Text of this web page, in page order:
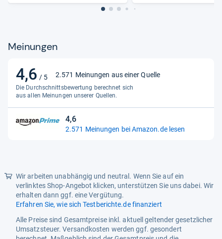
DVD
Produktart
Regionalcode
DVD: 2 (Europa, Japan, Naher
Osten?)
Regisseur James Mangold
Serie Indiana Jones
Sprachausgabe Deutsch, Englisch, Italienisch
Studio LEONINE Distribution GmbH
Untertitel Sprache
Deutsch, Englisch f.H.,
Meinungen
4,6 / 5
4,6
von
5
Sternen
2.571 Meinungen aus einer Quelle
Die Durchschnittsbewertung berechnet sich
aus allen Meinungen unserer Quellen.
4,6
4,6
von
2.571 Meinungen bei Amazon.de lesen
Wir arbeiten unabhängig und neutral. Wenn Sie auf ein
verlinktes Shop-Angebot klicken, unterstützen Sie uns dabei. Wir
erhalten dann ggf. eine Vergütung.
Erfahren Sie, wie sich Testberichte.de finanziert
Alle Preise sind Gesamtpreise inkl. aktuell geltender gesetzlicher
Umsatzsteuer. Versandkosten werden ggf. gesondert